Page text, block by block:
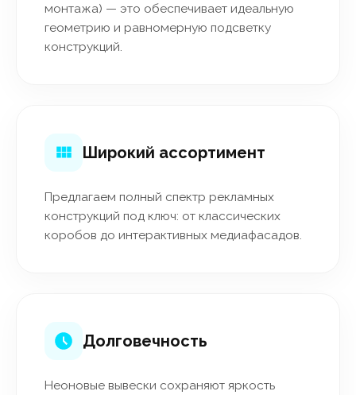
монтажа) — это обеспечивает идеальную
геометрию и равномерную подсветку
конструкций.
Широкий ассортимент
Предлагаем полный спектр рекламных
конструкций под ключ: от классических
коробов до интерактивных медиафасадов.
Долговечность
Неоновые вывески сохраняют яркость